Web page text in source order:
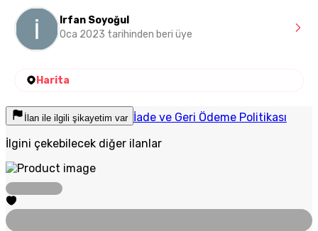
Irfan Soyoğul
Oca 2023 tarihinden beri üye
Harita
İlan ile ilgili şikayetim var İade ve Geri Ödeme Politikası
İlgini çekebilecek diğer ilanlar